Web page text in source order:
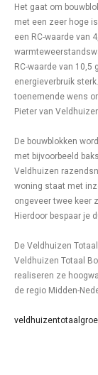
Het gaat om
met een zeer hoge
een RC-waarde van
RC-waarde van
energieverbruik
toenemende wens
Pieter van
De bouwblokken
met bijvoorbeeld
Veldhuizen
woning staat met
ongeveer twee keer
Hierdoor bespaar je
De Veldhuizen
Veldhuizen Totaal
realiseren ze
de regio Midden-